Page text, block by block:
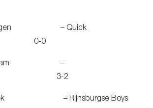
– Quick
0-0
–
3-2
– Rijnsburgse Boys